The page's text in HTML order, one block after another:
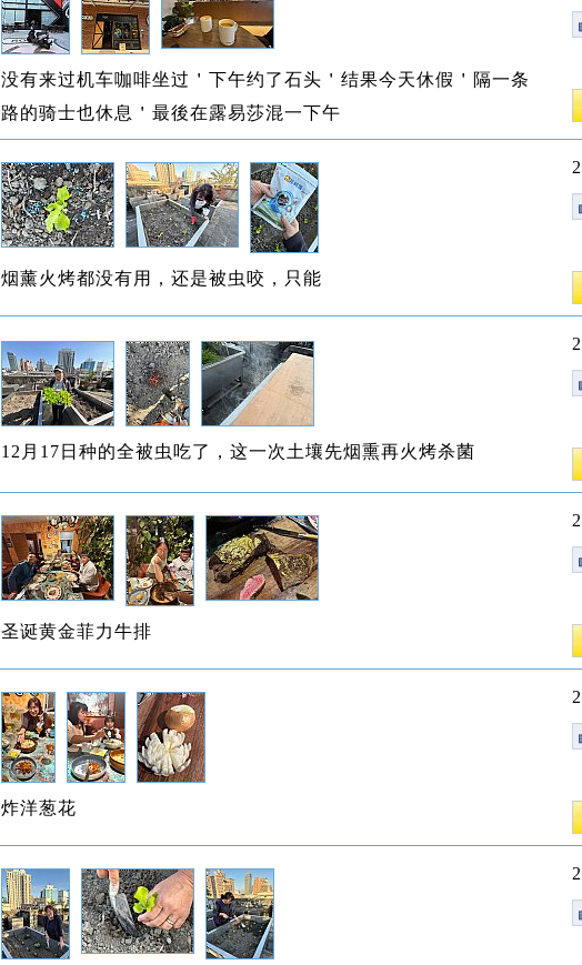
没有来过机车咖啡坐过＇下午约了石头＇结果今天休假＇隔一条
路的骑士也休息＇最後在露易莎混一下午
烟薰火烤都没有用，还是被虫咬，只能
12月17日种的全被虫吃了，这一次土壤先烟熏再火烤杀菌
圣诞黄金菲力牛排
炸洋葱花